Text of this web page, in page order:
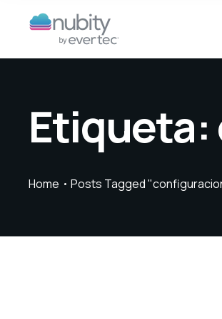
Etiqueta:
Home Posts Tagged